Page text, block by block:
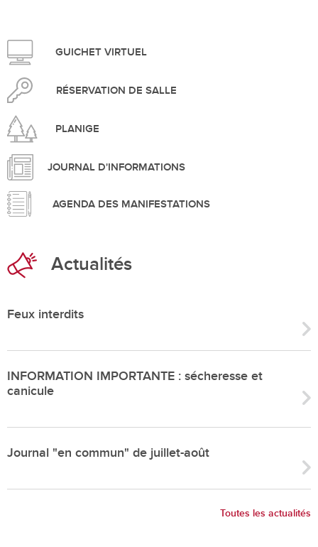
GUICHET VIRTUEL
RÉSERVATION DE SALLE
PLANIGE
JOURNAL D'INFORMATIONS
AGENDA DES MANIFESTATIONS
Actualités
Feux interdits
INFORMATION IMPORTANTE : sécheresse et
canicule
Journal "en commun" de juillet-août
Toutes les actualités